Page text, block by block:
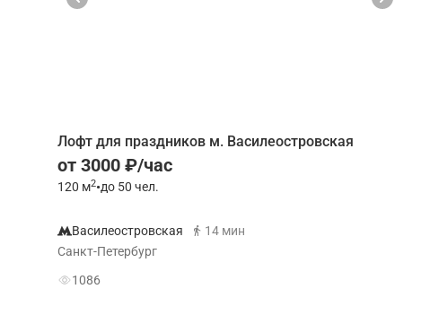
Лофт для праздников м. Василеостровская
от 3000 ₽/час
120 м2•до 50 чел.
Василеостровская
14 мин
Санкт-Петербург
1086